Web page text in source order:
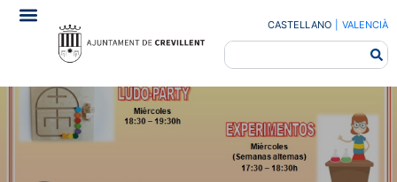
CASTELLANO VALENCIÀ